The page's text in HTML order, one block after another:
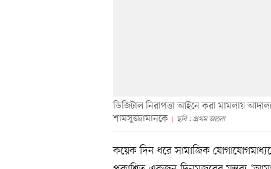
ডিজিটাল নিরাপত্তা আইনে করা মামলায়
শামসুজ্জামানকে
ছবি : প্রথম আলো
কয়েক দিন ধরে সামাজিক